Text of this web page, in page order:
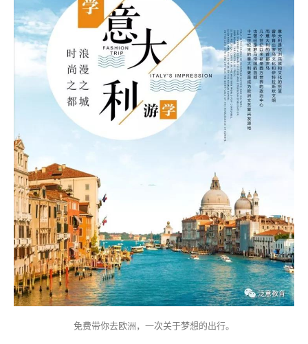
免费带你去欧洲，一次关于梦想的出行。